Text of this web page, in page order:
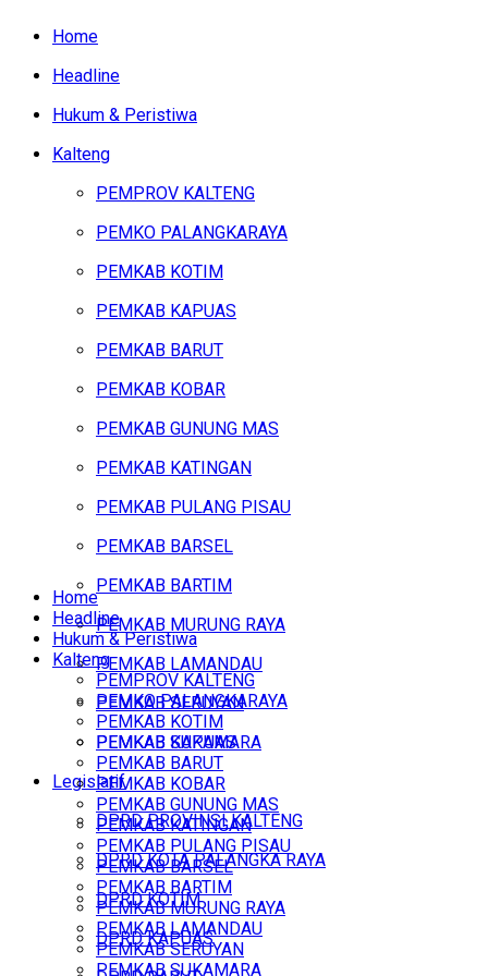
Home
Headline
Hukum & Peristiwa
Kalteng
PEMPROV KALTENG
PEMKO PALANGKARAYA
PEMKAB KOTIM
PEMKAB KAPUAS
PEMKAB BARUT
PEMKAB KOBAR
PEMKAB GUNUNG MAS
PEMKAB KATINGAN
PEMKAB PULANG PISAU
PEMKAB BARSEL
PEMKAB BARTIM
PEMKAB MURUNG RAYA
PEMKAB LAMANDAU
PEMKAB SERUYAN
PEMKAB SUKAMARA
Legislatif
DPRD PROVINSI KALTENG
DPRD KOTA PALANGKA RAYA
DPRD KOTIM
DPRD KAPUAS
Home
Headline
Hukum & Peristiwa
Kalteng
PEMPROV KALTENG
PEMKO PALANGKARAYA
PEMKAB KOTIM
PEMKAB KAPUAS
PEMKAB BARUT
PEMKAB KOBAR
PEMKAB GUNUNG MAS
PEMKAB KATINGAN
PEMKAB PULANG PISAU
PEMKAB BARSEL
PEMKAB BARTIM
PEMKAB MURUNG RAYA
PEMKAB LAMANDAU
PEMKAB SERUYAN
PEMKAB SUKAMARA